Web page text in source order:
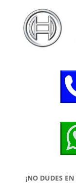
¡NO DUDES